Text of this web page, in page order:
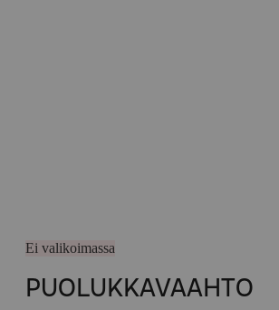
Ei valikoimassa
PUOLUKKAVAAHTO